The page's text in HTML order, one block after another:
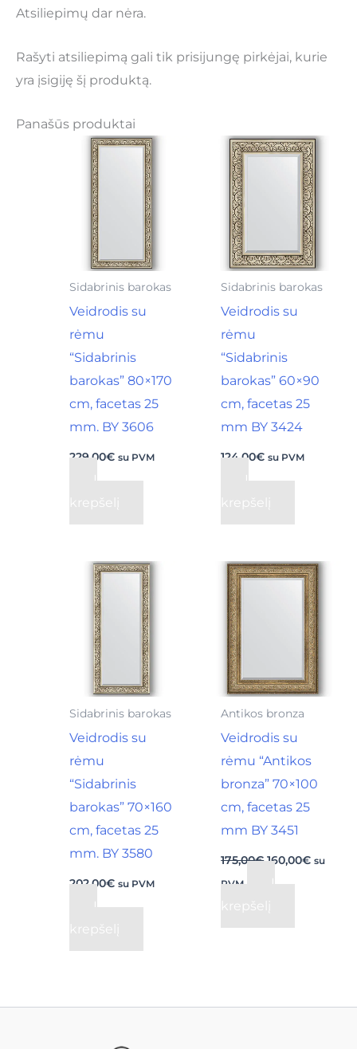
Atsiliepimų dar nėra.
Rašyti atsiliepimą gali tik prisijungę pirkėjai, kurie
yra įsigiję šį produktą.
Panašūs produktai
Sidabrinis barokas
Veidrodis su
rėmu
“Sidabrinis
barokas” 80×170
cm, facetas 25
mm. BY 3606
229,00€ su PVM
Į
krepšelį
Sidabrinis barokas
Veidrodis su
rėmu
“Sidabrinis
barokas” 60×90
cm, facetas 25
mm BY 3424
124,00€ su PVM
Į
krepšelį
Sidabrinis barokas
Veidrodis su
rėmu
“Sidabrinis
barokas” 70×160
cm, facetas 25
mm. BY 3580
202,00€ su PVM
Į
krepšelį
Antikos bronza
Veidrodis su
rėmu “Antikos
bronza” 70×100
cm, facetas 25
mm BY 3451
175,00€
Original
price
175,00€.
160,00€
Current
price
is:
160,00€.
su
PVM
Į
krepšelį